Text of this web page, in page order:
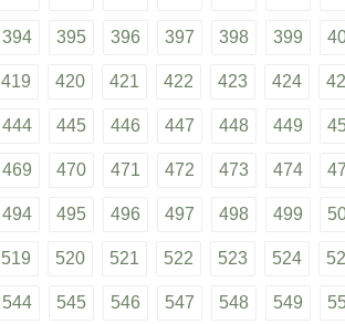
394 395 396 397 398 399
419 420 421 422 423 424
444 445 446 447 448 449
469 470 471 472 473 474
494 495 496 497 498 499
519 520 521 522 523 524
544 545 546 547 548 549